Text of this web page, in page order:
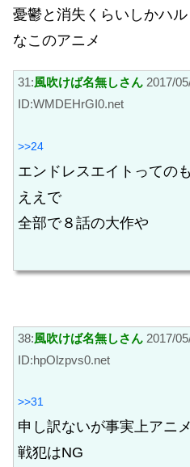
憂鬱と消失くらいしかハ
なこのアニメ
31:風吹けば名無しさん 2017/
ID:WMDEHrGI0.net
>>24
エンドレスエイトっての
ええで
全部で８話の大作や
38:風吹けば名無しさん 2017/
ID:hpOlzpvs0.net
>>31
申し訳ないが事実上アニ
戦犯はNG